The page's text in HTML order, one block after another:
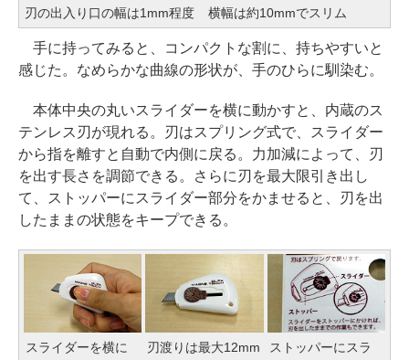
刃の出入り口の幅は1mm程度 横幅は約10mmでスリム
手に持ってみると、コンパクトな割に、持ちやすいと
感じた。なめらかな曲線の形状が、手のひらに馴染む。
本体中央の丸いスライダーを横に動かすと、内蔵のス
テンレス刃が現れる。刃はスプリング式で、スライダー
から指を離すと自動で内側に戻る。力加減によって、刃
を出す長さを調節できる。さらに刃を最大限引き出し
て、ストッパーにスライダー部分をかませると、刃を出
したままの状態をキープできる。
スライダーを横に
刃渡りは最大12mm
ストッパーにスラ